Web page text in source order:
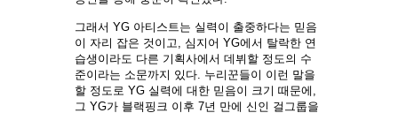
그래서 YG 아티스트는 실력이 출중하다는 믿음
이 자리 잡은 것이고, 심지어 YG에서 탈락한 연
습생이라도 다른 기획사에서 데뷔할 정도의 수
준이라는 소문까지 있다. 누리꾼들이 이런 말을
할 정도로 YG 실력에 대한 믿음이 크기 때문에,
그 YG가 블랙핑크 이후 7년 만에 신인 걸그룹을